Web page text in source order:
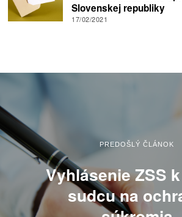
Slovenskej republiky
17/02/2021
PREDOŠLÝ ČLÁNOK
Vyhlásenie ZSS
sudcu na